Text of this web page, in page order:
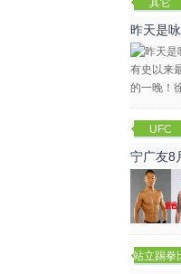
其它
昨天是
咏春拳
UFC
宁广友8
站立踢拳